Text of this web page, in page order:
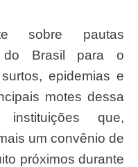
do Brasil para o
epidemias e
motes dessa
que,
um convênio de
próximos durante